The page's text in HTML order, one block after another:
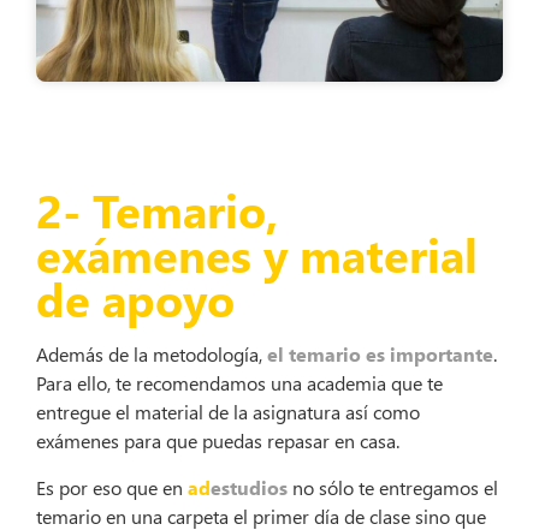
2- Temario,
exámenes y material
de apoyo
Además de la metodología,el temario es importante.
Para ello, te recomendamos una academia que te
entregue el material de la asignatura así como
exámenes para que puedas repasar en casa.
Es por eso que en adestudios no sólo te entregamos el
temario en una carpeta el primer día de clase sino que